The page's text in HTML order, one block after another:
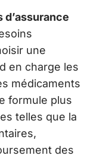
une
en charge les
médicaments
formule plus
telles que la
des